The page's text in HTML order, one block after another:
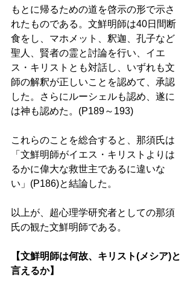
もとに帰るための道を啓示の形で示さ
れたものである。文鮮明師は40日間断
食をし、マホメット、釈迦、孔子など
聖人、賢者の霊と討論を行い、イエ
ス・キリストとも対話し、いずれも文
師の解釈が正しいことを認めて、承認
した。さらにルーシェルも認め、遂に
は神も認めた。(P189～193)
これらのことを総合すると、那須氏は
「文鮮明師がイエス・キリストよりは
るかに偉大な救世主であるに違いな
い」(P186)と結論した。
以上が、超心理学研究者としての那須
氏の観た文鮮明師である。
【文鮮明師は何故、キリスト(メシア)と
言えるか】